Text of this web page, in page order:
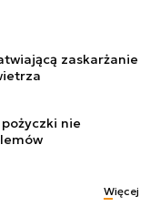
zaskarżanie
nie
Więcej